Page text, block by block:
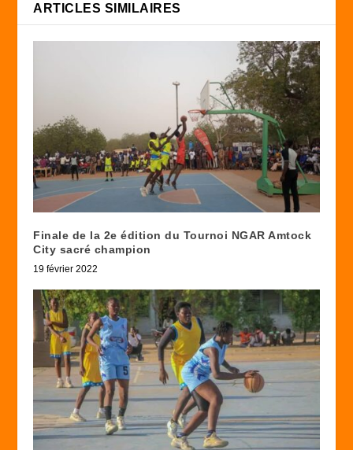
ARTICLES SIMILAIRES
Finale de la 2e édition du Tournoi NGAR Amtock
City sacré champion
19 février 2022